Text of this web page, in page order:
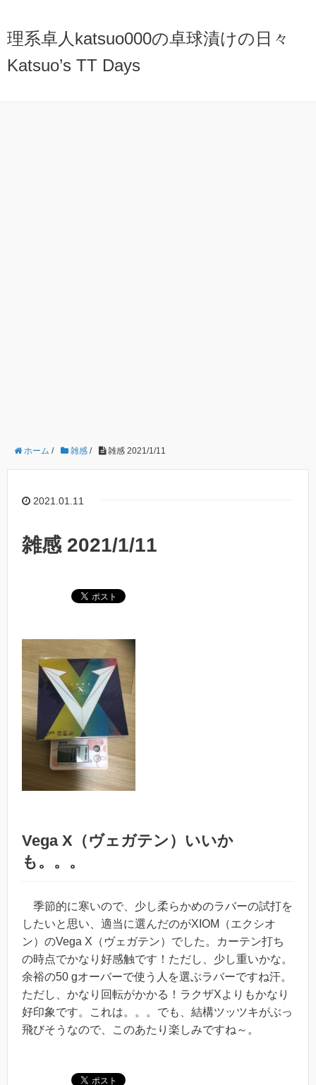
理系卓人katsuo000の卓球漬けの日々
Katsuo’s TT Days
ホーム / 雑感 / 雑感 2021/1/11
2021.01.11
雑感 2021/1/11
Vega X（ヴェガテン）いいか
も。。。
季節的に寒いので、少し柔らかめのラバーの試打を
したいと思い、適当に選んだのがXIOM（エクシオ
ン）のVega X（ヴェガテン）でした。カーテン打ち
の時点でかなり好感触です！ただし、少し重いかな。
余裕の50 gオーバーで使う人を選ぶラバーですね汗。
ただし、かなり回転がかかる！ラクザXよりもかなり
好印象です。これは。。。でも、結構ツッツキがぶっ
飛びそうなので、このあたり楽しみですね～。